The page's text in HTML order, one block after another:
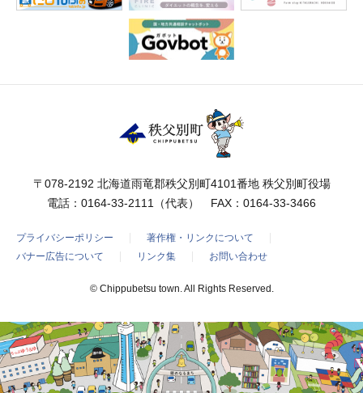
〒078-2192 北海道雨竜郡秩父別町4101番地 秩父別町役場
電話： 0164-33-2111 （代表） FAX：0164-33-3466
プライバシーポリシー
著作権・リンクについて
バナー広告について
リンク集 お問い合わせ
© Chippubetsu town. All Rights Reserved.